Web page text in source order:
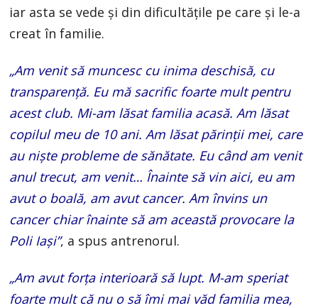
iar asta se vede și din dificultățile pe care și le-a
creat în familie.
„Am venit să muncesc cu inima deschisă, cu
transparență. Eu mă sacrific foarte mult pentru
acest club. Mi-am lăsat familia acasă. Am lăsat
copilul meu de 10 ani. Am lăsat părinții mei, care
au niște probleme de sănătate. Eu când am venit
anul trecut, am venit… Înainte să vin aici, eu am
avut o boală, am avut cancer. Am învins un
cancer chiar înainte să am această provocare la
Poli Iași”, a spus antrenorul.
„Am avut forța interioară să lupt. M-am speriat
foarte mult că nu o să îmi mai văd familia mea,